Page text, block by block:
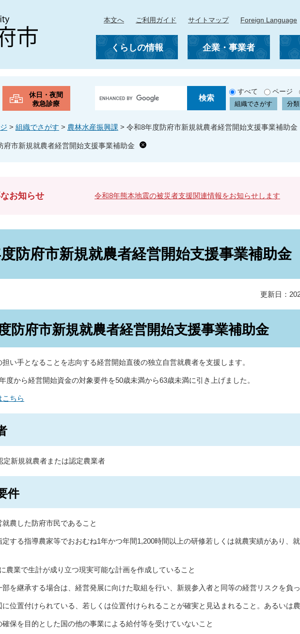
本文へ ご利用ガイド サイトマップ Foreign Language
くらしの情報 企業・事業者
休日・夜間
救急診療
l
e
検
すべて ページ
組織でさがす 分
> 組織でさがす > 農林水産振興課 > 令和8年度防府市新規就農者経営開始支援事業補助金
府市新規就農者経営開始支援事業補助金
お知らせ 令和8年熊本地震の被災者支援関連情報をお知らせします
防府市新規就農者経営開始支援事業補助金
更新日：
防府市新規就農者経営開始支援事業補助金
い手となることを志向する経営開始直後の独立自営就農者を支援します。
度から経営開始資金の対象要件を50歳未満から63歳未満に引き上げました。
ちら
定新規就農者または認定農業者
件
就農した防府市民であること
定する指導農家等でおおむね1年かつ年間1,200時間以上の研修若しくは就農実績があり、
農業で生計が成り立つ現実可能な計画を作成していること
部を継承する場合は、経営発展に向けた取組を行い、新規参入者と同等の経営リスクを負
に位置付けられている、若しくは位置付けられることが確実と見込まれること。あるいは
確保を目的とした国の他の事業による給付等を受けていないこと